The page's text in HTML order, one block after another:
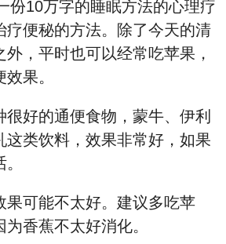
份10万字的睡眠方法的心理疗
疗便秘的方法。除了今天的清
，平时也可以经常吃苹果，
果。
好的通便食物，蒙牛、伊利
这类饮料，效果非常好，如果
果可能不太好。建议多吃苹
香蕉不太好消化。